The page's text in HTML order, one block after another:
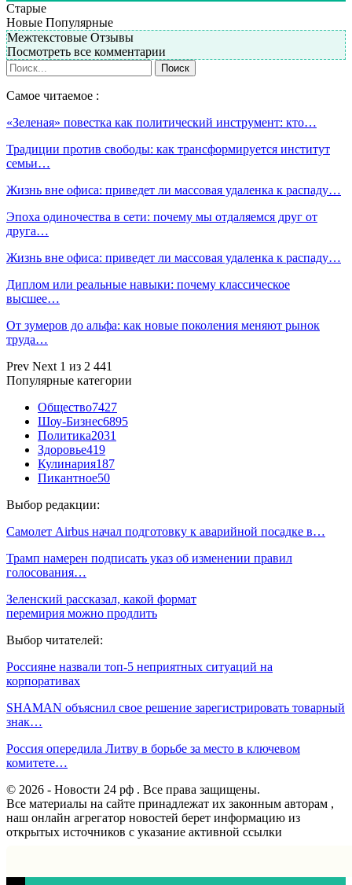
Старые
Новые Популярные
Межтекстовые Отзывы
Посмотреть все комментарии
Самое читаемое :
«Зеленая» повестка как политический инструмент: кто…
Традиции против свободы: как трансформируется институт
семьи…
Жизнь вне офиса: приведет ли массовая удаленка к распаду…
Эпоха одиночества в сети: почему мы отдаляемся друг от
друга…
Жизнь вне офиса: приведет ли массовая удаленка к распаду…
Диплом или реальные навыки: почему классическое
высшее…
От зумеров до альфа: как новые поколения меняют рынок
труда…
Prev Next 1 из 2 441
Популярные категории
Общество7427
Шоу-Бизнес6895
Политика2031
Здоровье419
Кулинария187
Пикантное50
Выбор редакции:
Самолет Airbus начал подготовку к аварийной посадке в…
Трамп намерен подписать указ об изменении правил
голосования…
Зеленский рассказал, какой формат
перемирия можно продлить
Выбор читателей:
Россияне назвали топ-5 неприятных ситуаций на
корпоративах
SHAMAN объяснил свое решение зарегистрировать товарный
знак…
Россия опередила Литву в борьбе за место в ключевом
комитете…
© 2026 - Новости 24 рф . Все права защищены.
Все материалы на сайте принадлежат их законным авторам ,
наш онлайн агрегатор новостей берет информацию из
открытых источников с указание активной ссылки